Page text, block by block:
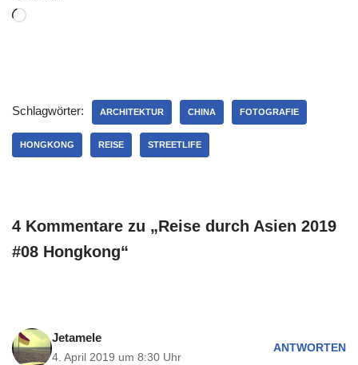
Schlagwörter: ARCHITEKTUR CHINA FOTOGRAFIE
HONGKONG REISE STREETLIFE
4 Kommentare zu „Reise durch Asien 2019
#08 Hongkong“
Jetamele
4. April 2019 um 8:30 Uhr
ANTWORTEN